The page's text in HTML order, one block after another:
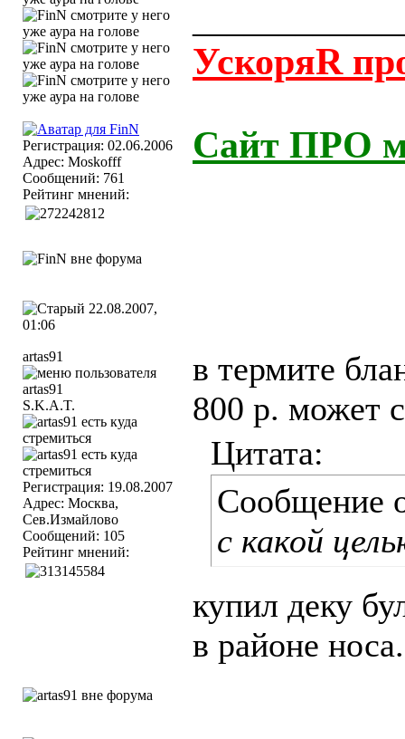
Регистрация: 02.06.2006
Адрес: Moskofff
Сообщений: 761
Рейтинг мнений:
УскоряR
Сайт ПРО
22.08.2007,
01:06
artas91
S.K.A.T.
Регистрация: 19.08.2007
Адрес: Москва,
Сев.Измайлово
Сообщений: 105
Рейтинг мнений:
в термите
800 р. может
Цитата:
Сообщение
с какой
купил деку
в районе